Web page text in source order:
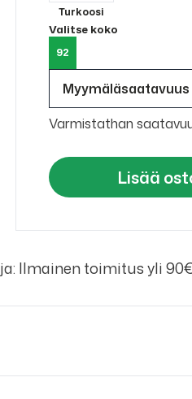
Turkoosi
Valitse koko
92
Myymäläsaatavuus
Varmistathan
Lisää
Ilmainen toimitus yli